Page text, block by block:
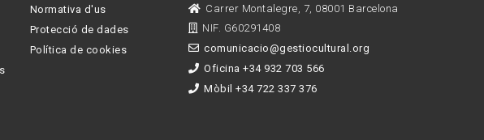
Normativa d'us
Protecció de dades
Política de cookies
Carrer Montalegre, 7, 08001 Barcelona
NIF. G60291408
comunicacio@gestiocultural.org
Oficina +34 932 703 566
Mòbil +34 722 337 376